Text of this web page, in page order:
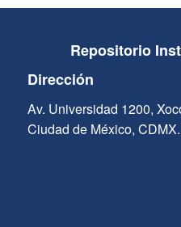
Repositorio
Dirección
Av. Universidad 1200,
Ciudad de México, CDMX.